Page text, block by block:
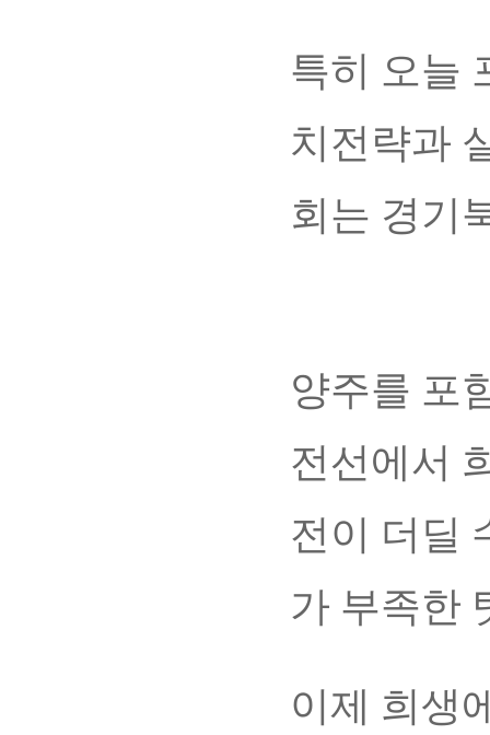
특히 오늘
치전략과
회는 경기
양주를 포
전선에서
전이 더딜
가 부족한
이제 희생